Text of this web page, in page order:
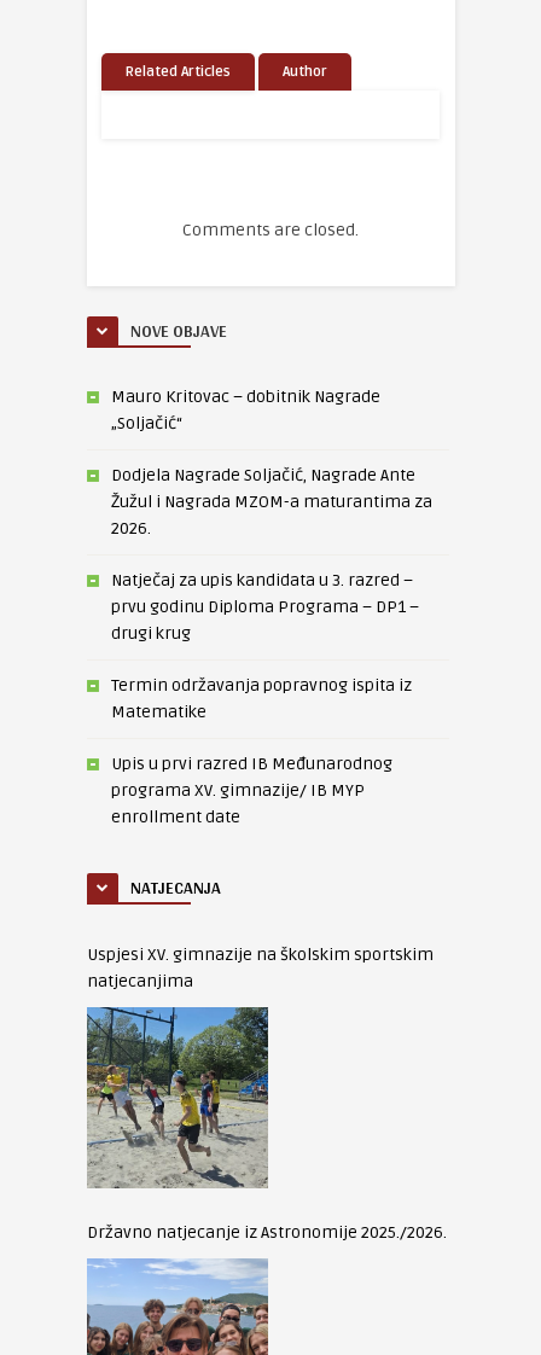
Related Articles Author
Comments are closed.
NOVE OBJAVE
Mauro Kritovac – dobitnik Nagrade
„Soljačić“
Dodjela Nagrade Soljačić, Nagrade Ante
Žužul i Nagrada MZOM-a maturantima za
2026.
Natječaj za upis kandidata u 3. razred –
prvu godinu Diploma Programa – DP1 –
drugi krug
Termin održavanja popravnog ispita iz
Matematike
Upis u prvi razred IB Međunarodnog
programa XV. gimnazije/ IB MYP
enrollment date
NATJECANJA
Uspjesi XV. gimnazije na školskim sportskim
natjecanjima
Državno natjecanje iz Astronomije 2025./2026.